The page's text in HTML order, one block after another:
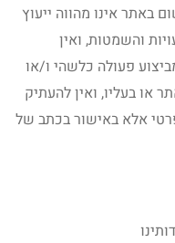
באתר אינו מהווה ייעוץ
והשמטות, ואין
פעולה כלשהי ו/או
בעליו, ואין להעתיק
אלא באישור בכתב של